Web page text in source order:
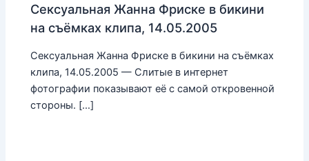
Сексуальная Жанна Фриске в бикини
на съёмках клипа, 14.05.2005
Сексуальная Жанна Фриске в бикини на съёмках
клипа, 14.05.2005 — Слитые в интернет
фотографии показывают её с самой откровенной
стороны. […]